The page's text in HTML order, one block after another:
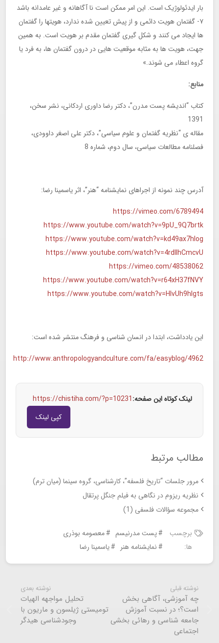
بار ایدئولوژیک است. این امر ممکن است نا آگاهانه و غیر عامدانه باشد
۷- گفتمان هویت دائمی و از پیش تعیین شده ندارد، هویتها را گفتمان
ها ایجاد می کنند و شکل گیری گفتمان مقدم بر هویت است. به همین
جهت، هویت ها به مثابه موقعیت هایی در درون گفتمان ها، به فرد یا
گروه اعطاء می شوند.»
منابع:
کتاب “اندیشه پست مدرن”، دکتر رضا داوری اردکانی، نشر سخن،
1391
مقاله ی “نظریه گفتمان و علوم سیاسی”، دکتر علی اصغر داوودی،
فصلنامه مطالعات سیاسی، سال دوم، شماره 8
آدرس چند نمونه از اجراهای نمایشنامه “هنر”، اثر یاسمینا رضا:
https://vimeo.com/6789494
https://www.youtube.com/watch?v=9pU_9Q7brtk
https://www.youtube.com/watch?v=kd49ax7hIog
https://www.youtube.com/watch?v=4rdIIhCmcvU
https://vimeo.com/48538062
https://www.youtube.com/watch?v=r64xH37fNVY
https://www.youtube.com/watch?v=HIvUh9hIgts
این یادداشت، ابتدا در انسان شناسی و فرهنگ منتشر شده است:
http://www.anthropologyandculture.com/fa/easyblog/4962
لینک کوتاه این صفحه:https://chistiha.com/?p=10231
کپی لینک
مطالب مرتبط
مرور جلسات “تاریخ فلسفه”، کارشناسی، گروه سینما (میان ترم)
نظریه ریزوم در نگاهی به فیلم جنگل پرتقال
مجموعه سؤالات فلسفی (1)
برچسب
ها:
پست مدرنیسم
معصومه بوذری
نمایشنامه هنر
یاسمینا رضا
نوشته قبلی
چه آموزشی، آگاهی بخش
است؟؛ در نسبت آموزش
جامعه شناسی و رهائی بخشی
اجتماعی
نوشته بعدی
تحلیل مواجهه الهيات
تومیستی ژیلسون و ماریون با
وجودشناسی هیدگر